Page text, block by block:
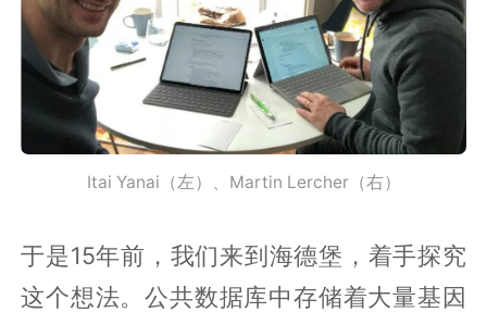
Itai Yanai（左）、Martin Lercher（右）
于是15年前，我们来到海德堡，着手探究
这个想法。公共数据库中存储着大量基因